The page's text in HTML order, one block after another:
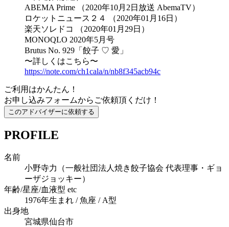
ABEMA Prime （2020年10月2日放送 AbemaTV）
ロケットニュース２４ （2020年01月16日）
楽天ソレドコ （2020年01月29日）
MONOQLO 2020年5月号
Brutus No. 929「餃子 ♡ 愛」
〜詳しくはこちら〜
https://note.com/ch1cala/n/nb8f345acb94c
ご利用はかんたん！
お申し込みフォームからご依頼頂くだけ！
PROFILE
名前
小野寺力（一般社団法人焼き餃子協会 代表理事・ギョ
ーザジョッキー）
年齢/星座/血液型 etc
1976年生まれ / 魚座 / A型
出身地
宮城県仙台市